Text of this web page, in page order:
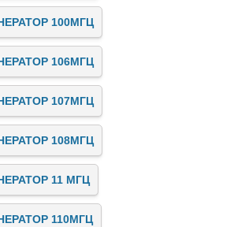
100МГЦ
106МГЦ
107МГЦ
108МГЦ
11 МГЦ
110МГЦ